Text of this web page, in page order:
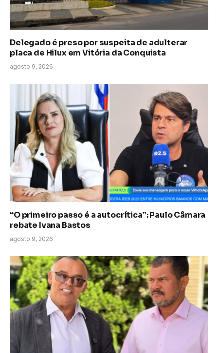
Delegado é preso por suspeita de adulterar
placa de Hilux em Vitória da Conquista
agosto 9, 2026
“O primeiro passo é a autocrítica”: Paulo Câmara
rebate Ivana Bastos
agosto 9, 2026